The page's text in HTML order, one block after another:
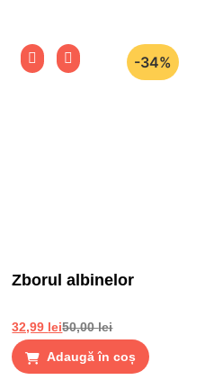
-34%
Zborul albinelor
50,00lei
32,99 lei
Adaugă în coș